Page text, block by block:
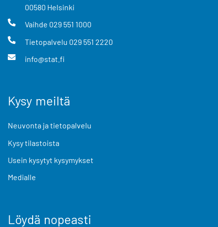
00580 Helsinki
Vaihde 029 551 1000
Tietopalvelu 029 551 2220
info@stat.fi
Kysy meiltä
Neuvonta ja tietopalvelu
Kysy tilastoista
Usein kysytyt kysymykset
Medialle
Löydä nopeasti